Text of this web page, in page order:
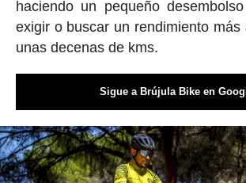
haciendo un pequeño
exigir o buscar un rendimiento más
unas decenas de kms.
Sigue a Brújula Bike en